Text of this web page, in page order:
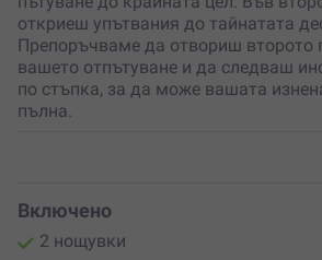
откриеш упътвания до тайнатата
Препоръчваме да отвориш второто
вашето отпътуване и да следваш
по стъпка, за да може вашата
пълна.
Включено
2 нощувки